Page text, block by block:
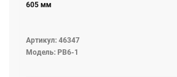
605 мм
Артикул: 46347
Модель: PB6-1